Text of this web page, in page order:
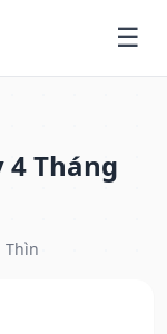
4 Tháng
Thìn